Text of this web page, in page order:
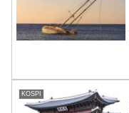
KOSPI